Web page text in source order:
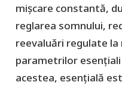
mișcare constantă,
reglarea somnului,
reevaluări regulate la
parametrilor
acestea, esenţială